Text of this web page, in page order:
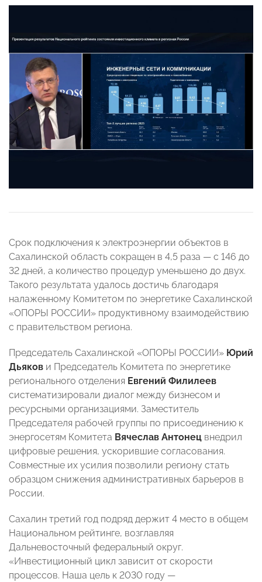
Срок подключения к электроэнергии объектов в
Сахалинской область сокращен в 4,5 раза — с 146 до
32 дней, а количество процедур уменьшено до двух.
Такого результата удалось достичь благодаря
налаженному Комитетом по энергетике Сахалинской
«ОПОРЫ РОССИИ» продуктивному взаимодействию
с правительством региона.
Председатель Сахалинской «ОПОРЫ РОССИИ» Юрий
Дьяков и Председатель Комитета по энергетике
регионального отделения Евгений Филилеев
систематизировали диалог между бизнесом и
ресурсными организациями. Заместитель
Председателя рабочей группы по присоединению к
энергосетям Комитета Вячеслав Антонец внедрил
цифровые решения, ускорившие согласования.
Совместные их усилия позволили региону стать
образцом снижения административных барьеров в
России.
Сахалин третий год подряд держит 4 место в общем
Национальном рейтинге, возглавляя
Дальневосточный федеральный округ.
«Инвестиционный цикл зависит от скорости
процессов. Наша цель к 2030 году —